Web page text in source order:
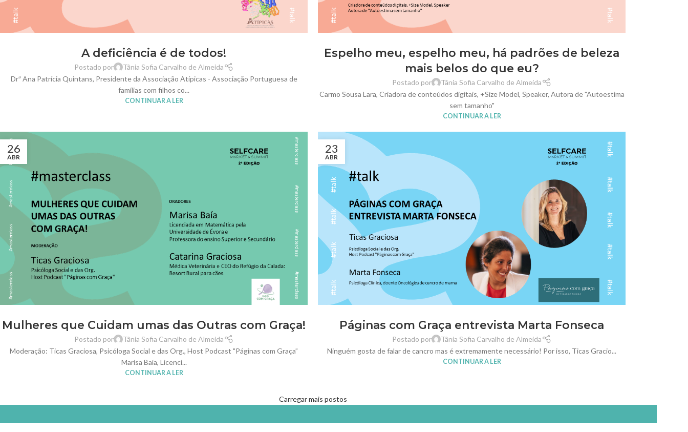
A deficiência é de todos!
Postado por
Tânia Sofia Carvalho de Almeida
Drª Ana Patrícia Quintans, Presidente da Associação Atípicas - Associação Portuguesa de
famílias com filhos co...
CONTINUAR A LER
Espelho meu, espelho meu, há padrões de beleza
mais belos do que eu?
Postado por
Tânia Sofia Carvalho de Almeida
Carmo Sousa Lara, Criadora de conteúdos digitais, +Size Model, Speaker, Autora de "Autoestima
sem tamanho"
CONTINUAR A LER
26
ABR
Mulheres que Cuidam umas das Outras com Graça!
Postado por
Tânia Sofia Carvalho de Almeida
Moderação: Ticas Graciosa, Psicóloga Social e das Org., Host Podcast "Páginas com Graça”
Marisa Baía, Licenci...
CONTINUAR A LER
23
ABR
Páginas com Graça entrevista Marta Fonseca
Postado por
Tânia Sofia Carvalho de Almeida
Ninguém gosta de falar de cancro mas é extremamente necessário! Por isso, Ticas Gracio...
CONTINUAR A LER
Carregar mais postos